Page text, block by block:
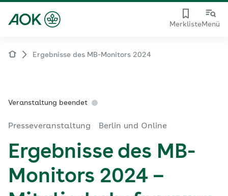
MerklisteMenü
Ergebnisse des MB-Monitors 2024
Veranstaltung beendet
Presseveranstaltung Berlin und Online
Ergebnisse des MB-
Monitors 2024 –